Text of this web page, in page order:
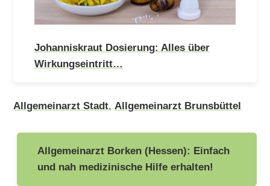
Johanniskraut Dosierung: Alles über
Wirkungseintritt…
Allgemeinarzt Stadt, Allgemeinarzt Brunsbüttel
Beitragsnavigation
Allgemeinarzt Borken (Hessen): Einfach
und nah medizinische Hilfe erhalten!